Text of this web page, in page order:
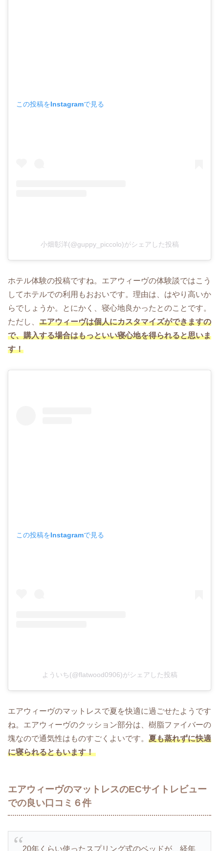
この投稿をInstagramで見る
小畑彰洋(@guppy_piccolo)がシェアした投稿
ホテル体験の投稿ですね。エアウィーヴの体験談ではこう
してホテルでの利用もおおいです。理由は、はやり高いか
らでしょうか。とにかく、寝心地良かったとのことです。
ただし、 エアウィーヴは個人にカスタマイズができますの
で、購入する場合はもっといい寝心地を得られると思いま
す！
この投稿をInstagramで見る
よういち(@flatwood0906)がシェアした投稿
エアウィーヴのマットレスで夏を快適に過ごせたようです
ね。エアウィーヴのクッション部分は、樹脂ファイバーの
塊なので通気性はものすごくよいです。 夏も蒸れずに快適
に寝られるともいます！
エアウィーヴのマットレスのECサイトレビュー
での良い口コミ６件
20年くらい使ったスプリング式のベッドが、経年